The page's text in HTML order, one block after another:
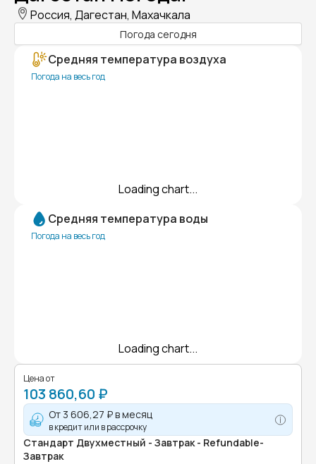
Россия, Дагестан, Махачкала
Погода сегодня
Средняя температура воздуха
Погода на весь год
Loading chart...
Средняя температура воды
Погода на весь год
Loading chart...
Цена от
103 860,60 ₽
От 3 606,27 ₽в месяц
в кредит или в рассрочку
Стандарт Двухместный - Завтрак - Refundable-
Завтрак